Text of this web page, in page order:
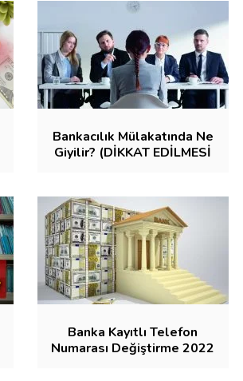
Bankacılık Mülakatında Ne
Giyilir? (DİKKAT EDİLMESİ
Banka Kayıtlı Telefon
Numarası Değiştirme 2022